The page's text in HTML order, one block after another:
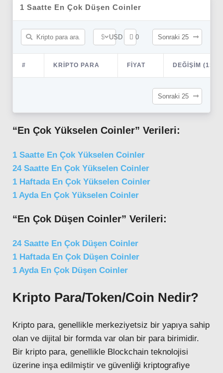
1 Saatte En Çok Düşen Coinler
$ USD 0 Sonraki 25
# KRIPTO PARA FIYAT DEĞIŞIM (1S)
Sonraki 25
“En Çok Yükselen Coinler” Verileri:
1 Saatte En Çok Yükselen Coinler
24 Saatte En Çok Yükselen Coinler
1 Haftada En Çok Yükselen Coinler
1 Ayda En Çok Yükselen Coinler
“En Çok Düşen Coinler” Verileri:
24 Saatte En Çok Düşen Coinler
1 Haftada En Çok Düşen Coinler
1 Ayda En Çok Düşen Coinler
Kripto Para/Token/Coin Nedir?
Kripto para, genellikle merkeziyetsiz bir yapıya sahip
olan ve dijital bir formda var olan bir para birimidir.
Bir kripto para, genellikle Blockchain teknolojisi
üzerine inşa edilmiştir ve güvenliği kriptografiye